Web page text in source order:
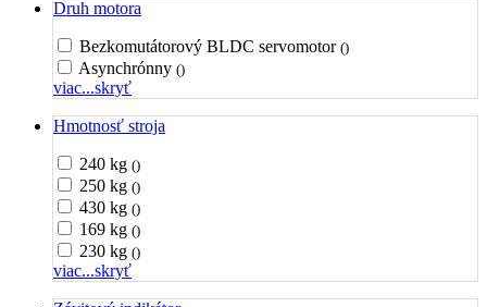
Druh motora
Bezkomutátorový BLDC servomotor ()
Asynchrónny ()
viac...skryť
Hmotnosť stroja
240 kg ()
250 kg ()
430 kg ()
169 kg ()
230 kg ()
viac...skryť